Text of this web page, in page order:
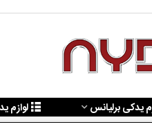
یدکی برلیانس لوازم